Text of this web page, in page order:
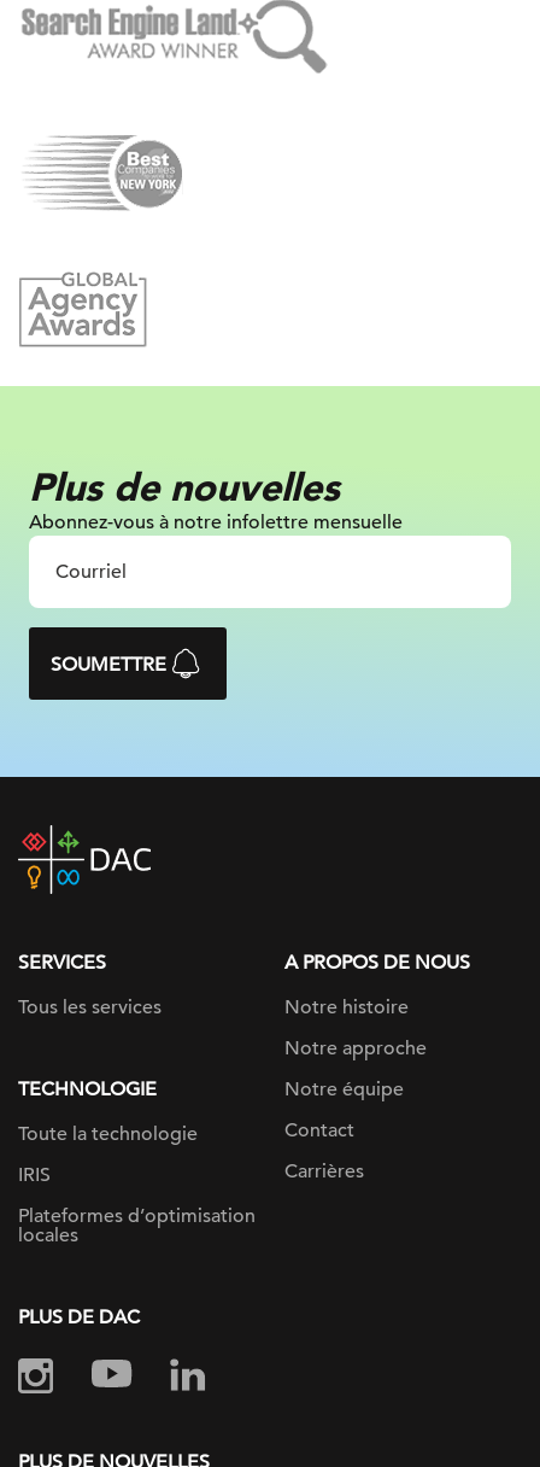
Plus de nouvelles
Abonnez-vous à notre infolettre mensuelle
SOUMETTRE
DAC
home
SERVICES
Tous les services
TECHNOLOGIE
Toute la technologie
IRIS
Plateformes d’optimisation
locales
A PROPOS DE NOUS
Notre histoire
Notre approche
Notre équipe
Contact
Carrières
PLUS DE DAC